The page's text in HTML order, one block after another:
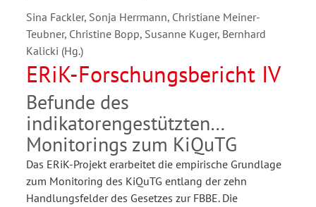
Sina Fackler, Sonja Herrmann, Christiane Meiner-
Teubner, Christine Bopp, Susanne Kuger, Bernhard
Kalicki (Hg.)
ERiK-Forschungsbericht IV
Befunde des
indikatorengestützten
Monitorings zum KiQuTG
Das ERiK-Projekt erarbeitet die empirische Grundlage
zum Monitoring des KiQuTG entlang der zehn
Handlungsfelder des Gesetzes zur FBBE. Die